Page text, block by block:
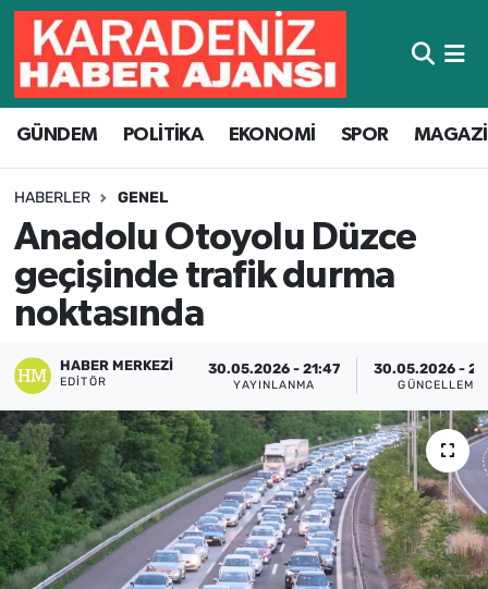
GÜNDEM POLİTİKA EKONOMİ SPOR
HABERLER GENEL
Anadolu Otoyolu Düzce
geçişinde trafik durma
noktasında
HABER MERKEZI
EDITÖR
30.05.2026 - 21:47
YAYINLANMA
30.05.2026 -
GÜNCELLEME
Hava Durumu
Trafik Durumu
Süper Lig Puan Durumu ve Fikstür
Tüm Manşetler
Son Dakika Haberleri
Haber Arşivi